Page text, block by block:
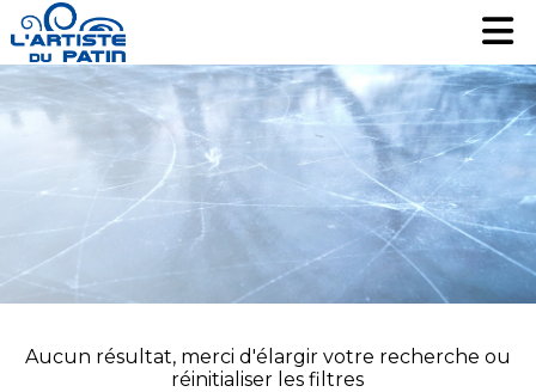
Hockey
Liquidation
Nous contacter
EN
Aucun résultat, merci d'élargir votre recherche ou
réinitialiser les filtres
Hockey
Liquidation
Nous contacter
EN